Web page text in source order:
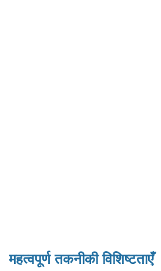
महत्वपूर्ण तकनीकी विशिष्टताएँ